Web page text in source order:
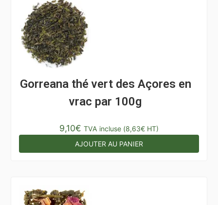
Gorreana thé vert des Açores en
vrac par 100g
9,10€ TVA incluse (8,63€ HT)
AJOUTER AU PANIER